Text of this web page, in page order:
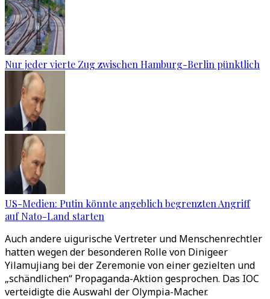
Nur jeder vierte Zug zwischen Hamburg-Berlin pünktlich
US-Medien: Putin könnte angeblich begrenzten Angriff
auf Nato-Land starten
Auch andere uigurische Vertreter und Menschenrechtler
hatten wegen der besonderen Rolle von Dinigeer
Yilamujiang bei der Zeremonie von einer gezielten und
„schändlichen“ Propaganda-Aktion gesprochen. Das IOC
verteidigte die Auswahl der Olympia-Macher.